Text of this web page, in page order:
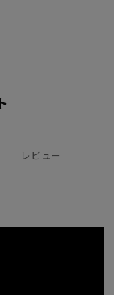
レビュー